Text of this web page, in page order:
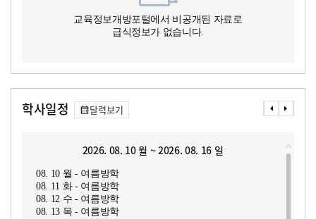
교육정보개방포털에서 비공개된 자료로
급식정보가 없습니다.
학사일정 달력보기
2026. 08. 10 월 ~ 2026. 08. 16 일
08. 10 월 - 여름방학
08. 11 화 - 여름방학
08. 12 수 - 여름방학
08. 13 목 - 여름방학